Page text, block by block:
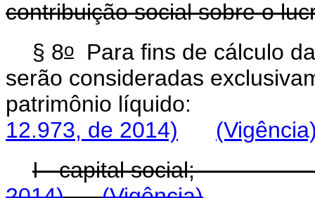
contribuição social sobre o
§ 8o Para fins de cálculo
serão consideradas
patrimônio
12.973, de 2014)
I - capital social;